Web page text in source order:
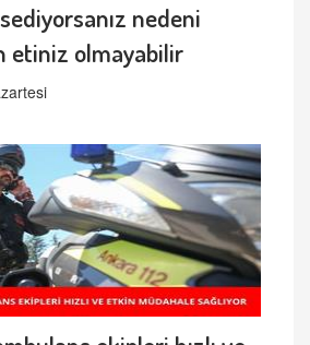
nedeni
etiniz olmayabilir